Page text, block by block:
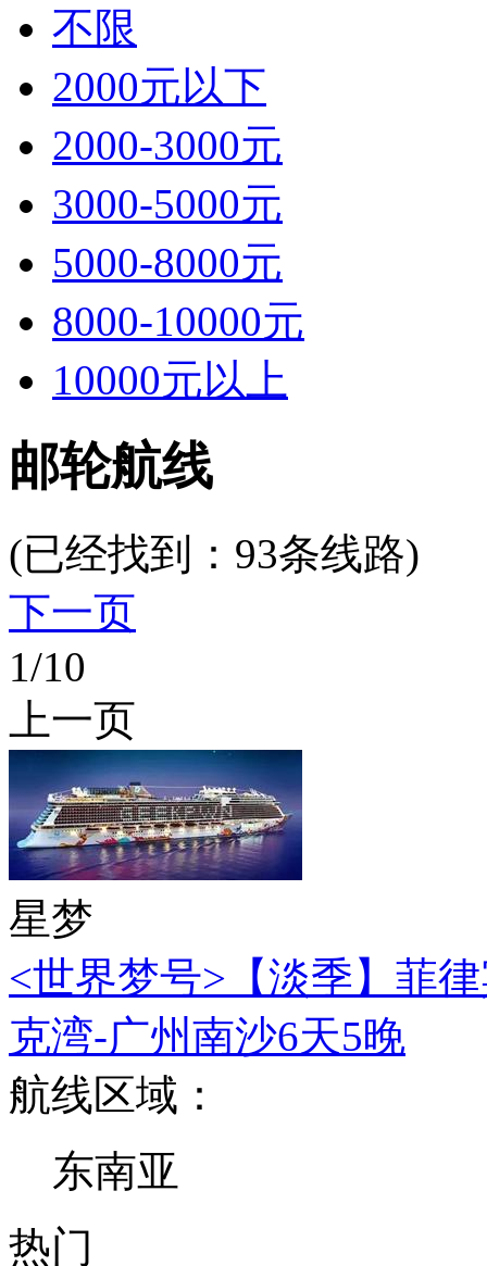
不限
2000元以下
2000-3000元
3000-5000元
5000-8000元
8000-10000元
10000元以上
邮轮航线
(已经找到： 93条线路)
下一页
1/10
上一页
星梦
<世界梦号>【淡季】菲
克湾-广州南沙6天5晚
航线区域：
东南亚
热门